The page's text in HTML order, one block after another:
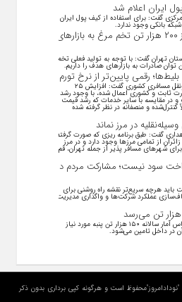
ایران اعلام شد
گفت: برای استفاده از کیف پول ایران
بانکی وجود ندارد.
پتانسیل صادرات بیش از ۲۰۰ هزار تن تخم مرغ به بازار‌های
تهران گفت: با توجه به تولید فعلی تخم
رئیس اتحادیه شرکت های حمل ونقل مسافری کشوری گفت: افزایش ۲۵
ثابت و کشوری اعمال شده، با وجود رشد
در مقایسه با سایر خدمات که رشد قیمت
کنترل‌شده و منصفانه در نظر گرفته شده
در مرز نماند
گفت: طبق برنامه ریزی که صورت گرفته
زائران از تمامی مرز‌ها وجود دارد و در مرز
شهر‌های مسافر پذیر از جمله تهران، قم،
سود نیست؛ مشارکت مردم در
هرچه سریع‌تر نقشه راه روشنی برای
عملکرد شرکت‌ها و واگذاری مدیریت
مدیر عامل صندوق پنبه گفت: براساس آمار سالانه ۱۵۰ هزار تن پنبه مورد نیاز
داخل تامین می‌شود.
است و هرگونه کپی برداری بدون ذکر